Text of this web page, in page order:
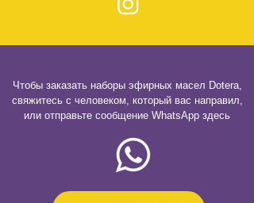
Чтобы заказать наборы эфирных масел Dotera,
свяжитесь с человеком, который вас направил,
или отправьте сообщение WhatsApp здесь